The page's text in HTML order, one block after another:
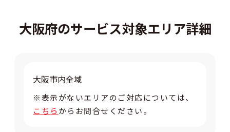
大阪府のサービス対象エリア詳細
大阪市内全域
※表示がないエリアのご対応については、
こちら からお問合せください。